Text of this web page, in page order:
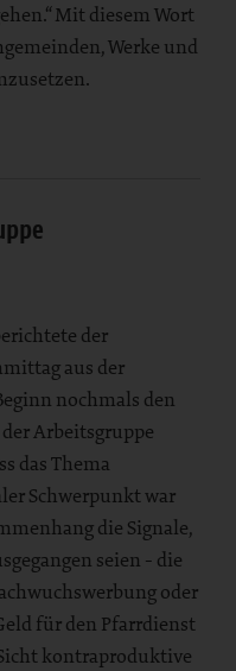
Mit diesem Wort
Werke und
der
aus der
nochmals den
Arbeitsgruppe
das Thema
Schwerpunkt war
die Signale,
seien - die
oder
für den Pfarrdienst
kontraproduktive